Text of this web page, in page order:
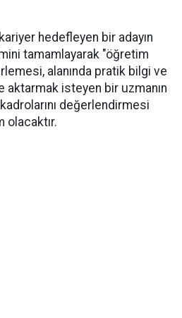
hedefleyen bir adayın
tamamlayarak "öğretim
alanında pratik bilgi ve
isteyen bir uzmanın
değerlendirmesi
olacaktır.